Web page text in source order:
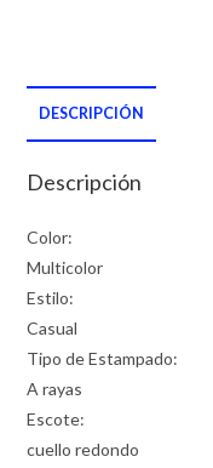
DESCRIPCIÓN
Descripción
Color:
Multicolor
Estilo:
Casual
Tipo de Estampado:
A rayas
Escote:
cuello redondo